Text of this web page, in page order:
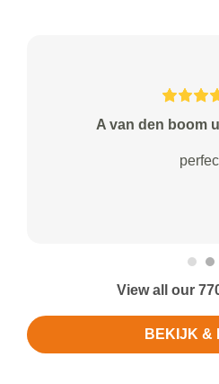
A van den boom
View all our
BEKIJK &